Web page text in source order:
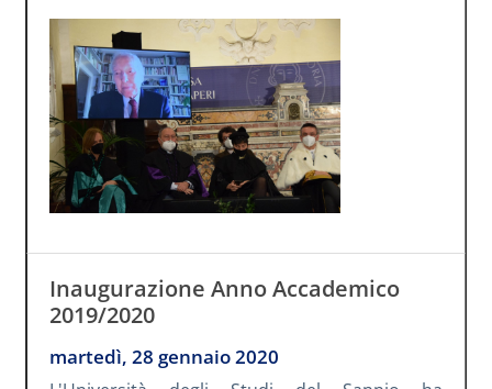
Inaugurazione Anno Accademico
2019/2020
martedì, 28 gennaio 2020